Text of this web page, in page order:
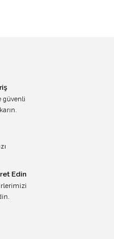
güvenli
Edin